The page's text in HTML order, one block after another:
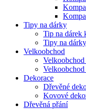
Tipy na dárky
Tip na dárek
Tipy na
Velkoobchod
Velkoobchod
Velkoobchod
Dekorace
Dřevěné
Kovové
Dřevěná přání